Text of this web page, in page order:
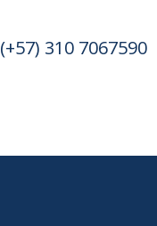
(+57) 310 7067590